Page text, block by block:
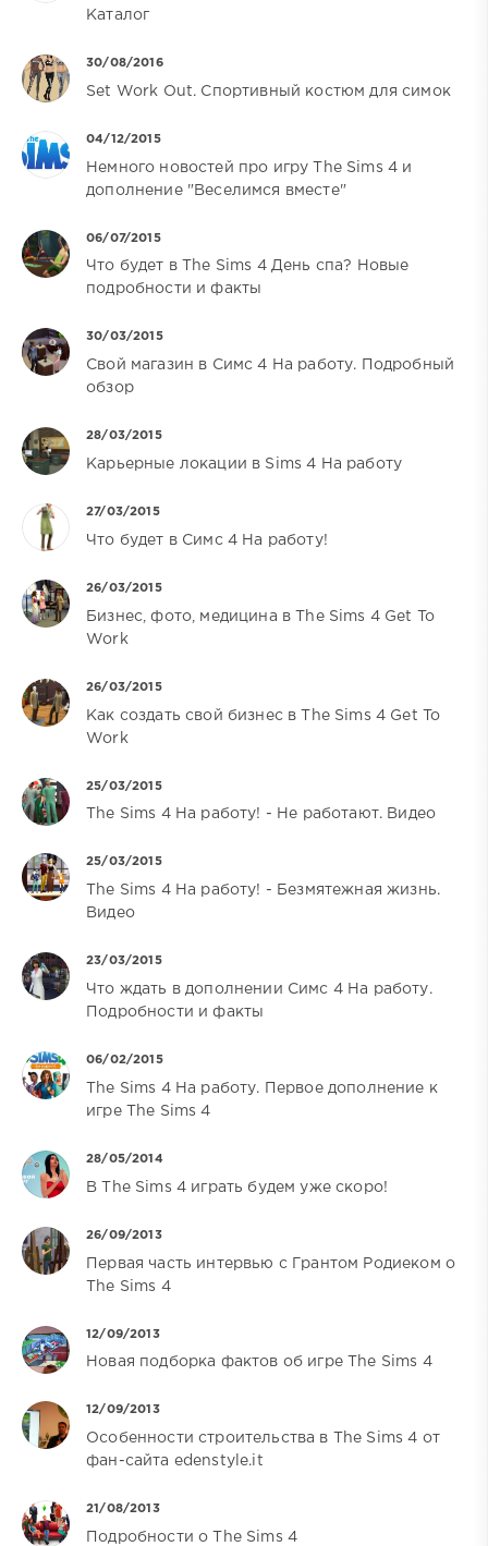
Каталог
30/08/2016
Set Work Out. Спортивный костюм для симок
04/12/2015
Немного новостей про игру The Sims 4 и
дополнение "Веселимся вместе"
06/07/2015
Что будет в The Sims 4 День спа? Новые
подробности и факты
30/03/2015
Свой магазин в Симс 4 На работу. Подробный
обзор
28/03/2015
Карьерные локации в Sims 4 На работу
27/03/2015
Что будет в Симс 4 На работу!
26/03/2015
Бизнес, фото, медицина в The Sims 4 Get To
Work
26/03/2015
Как создать свой бизнес в The Sims 4 Get To
Work
25/03/2015
The Sims 4 На работу! - Не работают. Видео
25/03/2015
The Sims 4 На работу! - Безмятежная жизнь.
Видео
23/03/2015
Что ждать в дополнении Симс 4 На работу.
Подробности и факты
06/02/2015
The Sims 4 На работу. Первое дополнение к
игре The Sims 4
28/05/2014
В The Sims 4 играть будем уже скоро!
26/09/2013
Первая часть интервью с Грантом Родиеком о
The Sims 4
12/09/2013
Новая подборка фактов об игре The Sims 4
12/09/2013
Особенности строительства в The Sims 4 от
фан-сайта edenstyle.it
21/08/2013
Подробности о The Sims 4